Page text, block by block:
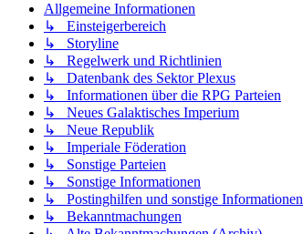
Allgemeine Informationen
↳ Einsteigerbereich
↳ Storyline
↳ Regelwerk und Richtlinien
↳ Datenbank des Sektor Plexus
↳ Informationen über die RPG Parteien
↳ Neues Galaktisches Imperium
↳ Neue Republik
↳ Imperiale Föderation
↳ Sonstige Parteien
↳ Sonstige Informationen
↳ Postinghilfen und sonstige Informationen
↳ Bekanntmachungen